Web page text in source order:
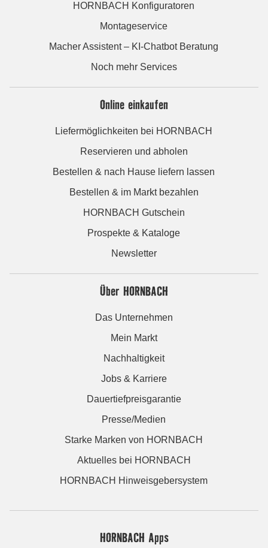
HORNBACH Konfiguratoren
Montageservice
Macher Assistent – KI-Chatbot Beratung
Noch mehr Services
Online einkaufen
Liefermöglichkeiten bei HORNBACH
Reservieren und abholen
Bestellen & nach Hause liefern lassen
Bestellen & im Markt bezahlen
HORNBACH Gutschein
Prospekte & Kataloge
Newsletter
Über HORNBACH
Das Unternehmen
Mein Markt
Nachhaltigkeit
Jobs & Karriere
Dauertiefpreisgarantie
Presse/Medien
Starke Marken von HORNBACH
Aktuelles bei HORNBACH
HORNBACH Hinweisgebersystem
HORNBACH Apps